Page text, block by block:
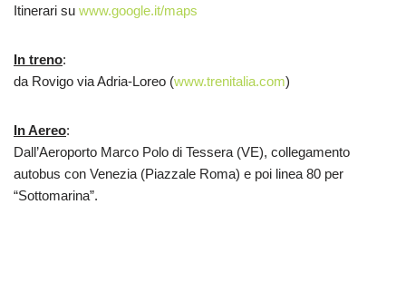
Itinerari su www.google.it/maps
In treno:
da Rovigo via Adria-Loreo (www.trenitalia.com)
In Aereo:
Dall’Aeroporto Marco Polo di Tessera (VE), collegamento
autobus con Venezia (Piazzale Roma) e poi linea 80 per
“Sottomarina”.